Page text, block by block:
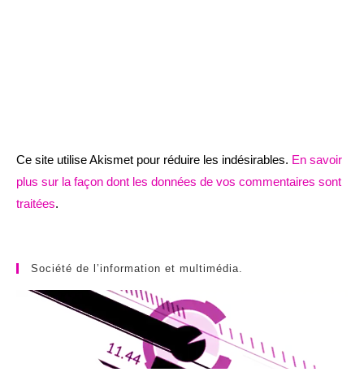
Ce site utilise Akismet pour réduire les indésirables. En savoir
plus sur la façon dont les données de vos commentaires sont
traitées.
Société de l’information et multimédia.